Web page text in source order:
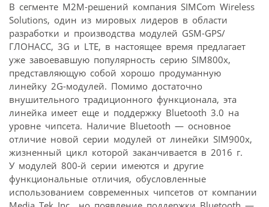
В сегменте М2М-решений компания SIMCom Wireless
Solutions, один из мировых лидеров в области
разработки и производства модулей GSM-GPS/
ГЛОНАСС, 3G и LTE, в настоящее время предлагает
уже завоевавшую популярность серию SIM800x,
представляющую собой хорошо продуманную
линейку 2G-модулей. Помимо достаточно
внушительного традиционного функционала, эта
линейка имеет еще и поддержку Bluetooth 3.0 на
уровне чипсета. Наличие Bluetooth — основное
отличие новой серии модулей от линейки SIM900x,
жизненный цикл которой заканчивается в 2016 г.
У модулей 800-й серии имеются и другие
функциональные отличия, обусловленные
использованием современных чипсетов от компании